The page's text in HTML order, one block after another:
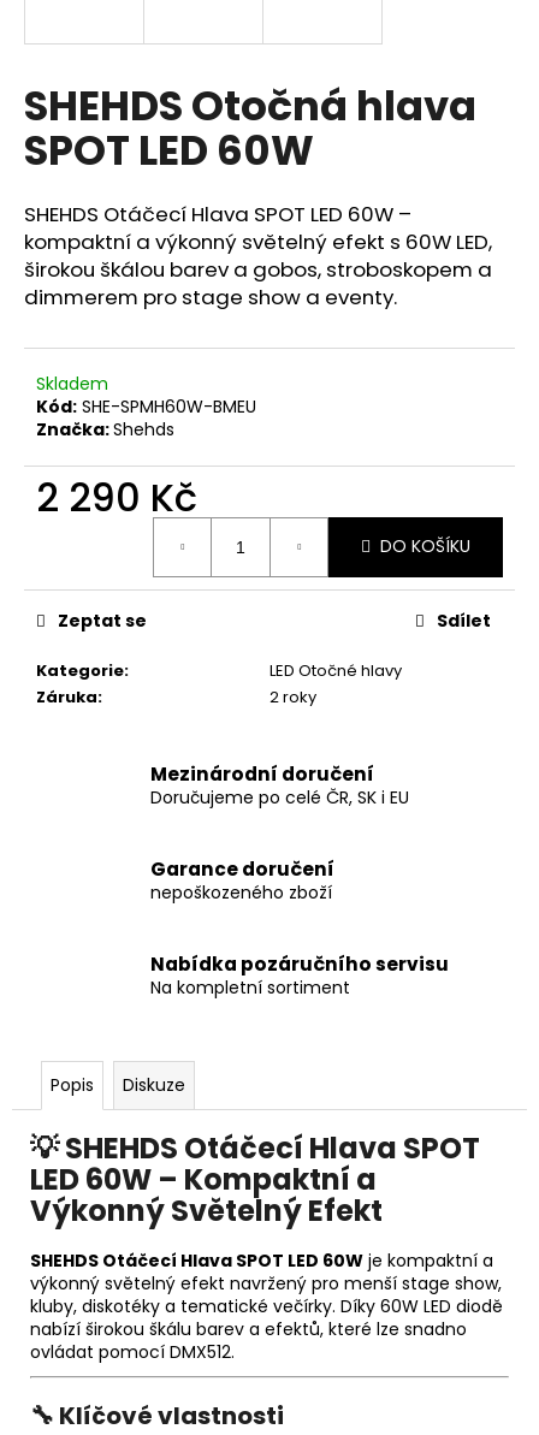
SHEHDS Otočná hlava
SPOT LED 60W
SHEHDS Otáčecí Hlava SPOT LED 60W –
kompaktní a výkonný světelný efekt s 60W LED,
širokou škálou barev a gobos, stroboskopem a
dimmerem pro stage show a eventy.
Skladem
Kód: SHE-SPMH60W-BMEU
Značka:Shehds
2 290 Kč
DO KOŠÍKU
Kategorie:
LED Otočné hlavy
Záruka: 2 roky
Zeptat se Sdílet
Mezinárodní doručení
Doručujeme po celé ČR, SK i EU
Garance doručení
nepoškozeného zboží
Nabídka pozáručního servisu
Na kompletní sortiment
Popis Diskuze
💡 SHEHDS Otáčecí Hlava SPOT
LED 60W – Kompaktní a
Výkonný Světelný Efekt
SHEHDS Otáčecí Hlava SPOT LED 60W je kompaktní a
výkonný světelný efekt navržený pro menší stage show,
kluby, diskotéky a tematické večírky. Díky 60W LED diodě
nabízí širokou škálu barev a efektů, které lze snadno
ovládat pomocí DMX512.
🔧 Klíčové vlastnosti
í
t
?
HLEDAT
D
o
p
o
u
j
e
e